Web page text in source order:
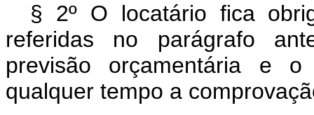
§ 2º O locatário fica
referidas no parágrafo
previsão orçamentária e
qualquer tempo a